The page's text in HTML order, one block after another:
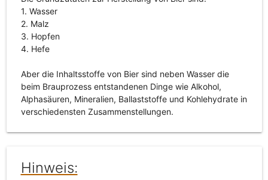
1. Wasser
2. Malz
3. Hopfen
4. Hefe
Aber die Inhaltsstoffe von Bier sind neben Wasser die
beim Brauprozess entstandenen Dinge wie Alkohol,
Alphasäuren, Mineralien, Ballaststoffe und Kohlehydrate in
verschiedensten Zusammenstellungen.
Hinweis: